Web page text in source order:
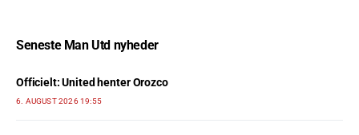
Seneste Man Utd nyheder
Officielt: United henter Orozco
6. AUGUST 2026 19:55